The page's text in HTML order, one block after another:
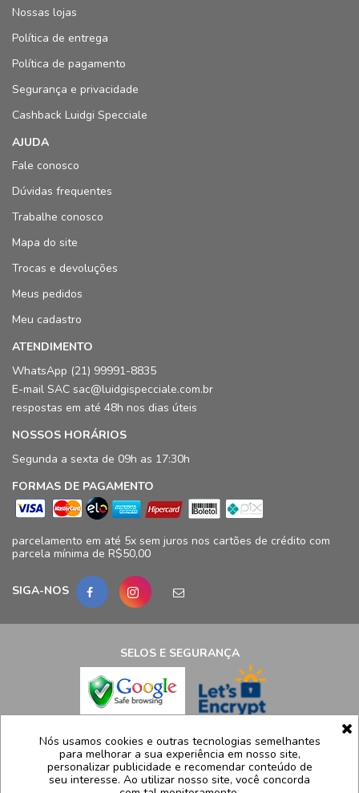
Nossas lojas
Política de entrega
Política de pagamento
Segurança e privacidade
Cashback Luidgi Specciale
AJUDA
Fale conosco
Dúvidas frequentes
Trabalhe conosco
Mapa do site
Trocas e devoluções
Meus pedidos
Meu cadastro
ATENDIMENTO
WhatsApp (21) 99991-8835
E-mail SAC sac@luidgispecciale.com.br
respostas em até 48h nos dias úteis
NOSSOS HORÁRIOS
Segunda a sexta de 09h as 17:30h
FORMAS DE PAGAMENTO
parcelamento em até 5x sem juros nos cartões de crédito com
parcela mínima de R$50,00
SIGA-NOS
SELOS E SEGURANÇA
LCB Confecções Eireli | CNPJ: 19.316.833/0009-41
Avenida Ayrton Senna, 5.500, Bloco 11, loja 124/125 - Barra da
Tijuca - Rio de Janeiro - RJ – CEP 22775005
Nós usamos cookies e outras tecnologias semelhantes
para melhorar a sua experiência em nosso site,
personalizar publicidade e recomendar conteúdo de
seu interesse. Ao utilizar nosso site, você concorda